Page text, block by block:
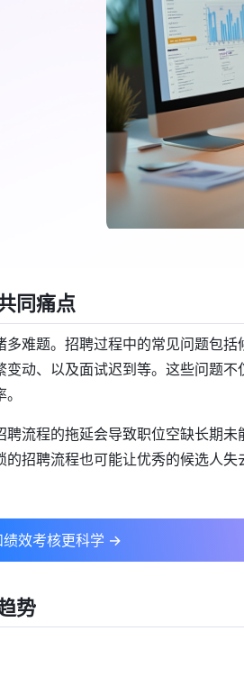
同痛点
难题。招聘过程中的常见问题包括
动、以及面试迟到等。这些问题不
流程的拖延会导致职位空缺长期未
招聘流程也可能让优秀的候选人失
绩效考核更科学 →
势